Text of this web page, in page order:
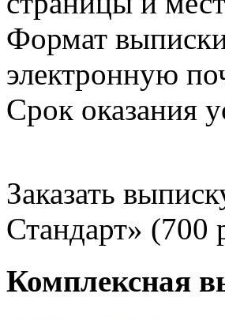
Формат
электронную
Срок оказания
Заказать
Стандарт» (700
Комплексная